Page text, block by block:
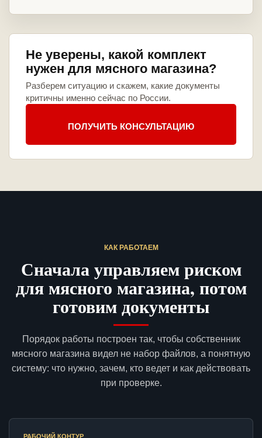
Не уверены, какой комплект
нужен для мясного магазина?
Разберем ситуацию и скажем, какие документы
критичны именно сейчас по России.
ПОЛУЧИТЬ КОНСУЛЬТАЦИЮ
КАК РАБОТАЕМ
Сначала управляем риском
для мясного магазина, потом
готовим документы
Порядок работы построен так, чтобы собственник
мясного магазина видел не набор файлов, а понятную
систему: что нужно, зачем, кто ведет и как действовать
при проверке.
РАБОЧИЙ КОНТУР